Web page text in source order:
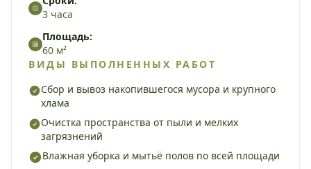
3 часа
Площадь:
60 м²
ВИДЫ ВЫПОЛНЕННЫХ РАБОТ
Сбор и вывоз накопившегося мусора и крупного
хлама
Очистка пространства от пыли и мелких
загрязнений
Влажная уборка и мытьё полов по всей площади